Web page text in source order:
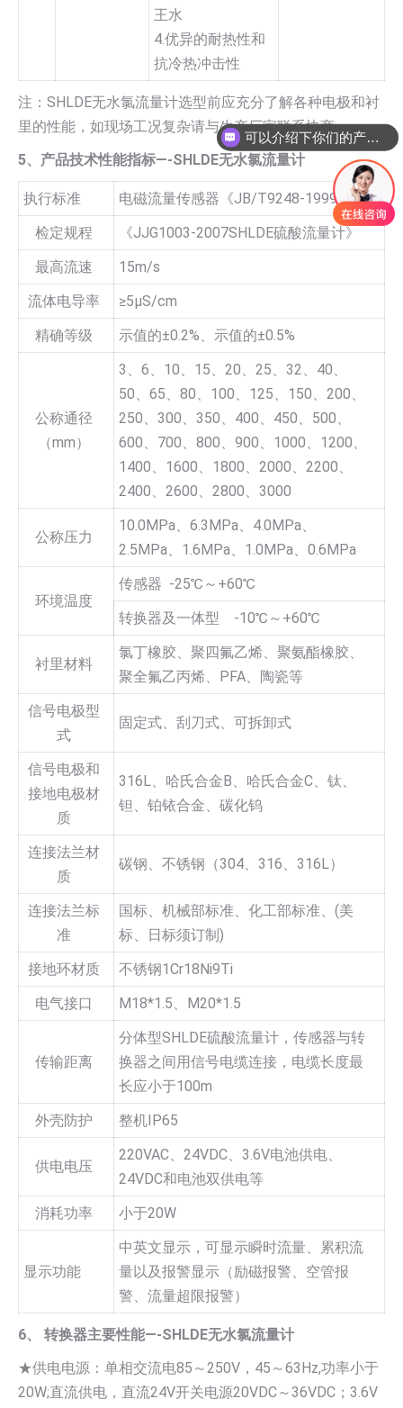
王水
4.优异的耐热性和
抗冷热冲击性
注：SHLDE无水氯流量计选型前应充分了解各种电极和衬
里的性能，如现场工况复杂请与生产厂家联系协商。
5、产品技术性能指标—-SHLDE无水氯流量计
执行标准
电磁流量传感器《JB/T9248-1999》
检定规程
《JJG1003-2007SHLDE硫酸流量计》
最高流速
15m/s
流体电导率
≥5µS/cm
精确等级
示值的±0.2%、示值的±0.5%
公称通径
（mm）
3、6、10、15、20、25、32、40、
50、65、80、100、125、150、200、
250、300、350、400、450、500、
600、700、800、900、1000、1200、
1400、1600、1800、2000、2200、
2400、2600、2800、3000
公称压力
10.0MPa、6.3MPa、4.0MPa、
2.5MPa、1.6MPa、1.0MPa、0.6MPa
环境温度
传感器 -25℃～+60℃
转换器及一体型 -10℃～+60℃
衬里材料
氯丁橡胶、聚四氟乙烯、聚氨酯橡胶、
聚全氟乙丙烯、PFA、陶瓷等
信号电极型
式
固定式、刮刀式、可拆卸式
信号电极和
接地电极材
质
316L、哈氏合金B、哈氏合金C、钛、
钽、铂铱合金、碳化钨
连接法兰材
质
碳钢、不锈钢（304、316、316L）
连接法兰标
准
国标、机械部标准、化工部标准、(美
标、日标须订制)
接地环材质
不锈钢1Cr18Ni9Ti
电气接口
M18*1.5、M20*1.5
传输距离
分体型SHLDE硫酸流量计，传感器与转
换器之间用信号电缆连接，电缆长度最
长应小于100m
外壳防护
整机IP65
供电电压
220VAC、24VDC、3.6V电池供电、
24VDC和电池双供电等
消耗功率
小于20W
显示功能
中英文显示，可显示瞬时流量、累积流
量以及报警显示（励磁报警、空管报
警、流量超限报警）
6、 转换器主要性能—-SHLDE无水氯流量计
★供电电源：单相交流电85～250V，45～63Hz,功率小于
20W;直流供电，直流24V开关电源20VDC～36VDC；3.6V
可以介绍下你们的产品么